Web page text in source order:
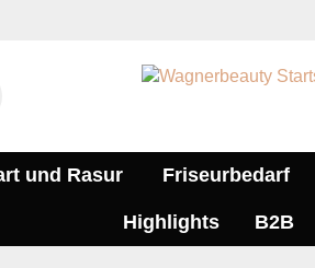
und Rasur Friseurbedarf
Highlights B2B